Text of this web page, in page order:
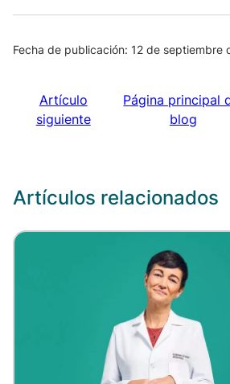
Fecha de publicación: 12 de septiembre
Artículo
siguiente
Página principal
blog
Artículos relacionados